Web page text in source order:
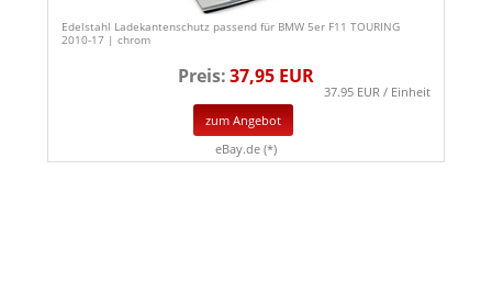
Edelstahl Ladekantenschutz passend für BMW 5er F11 TOURING
2010-17 | chrom
Preis:37,95 EUR
37.95 EUR / Einheit
zum Angebot
eBay.de (*)